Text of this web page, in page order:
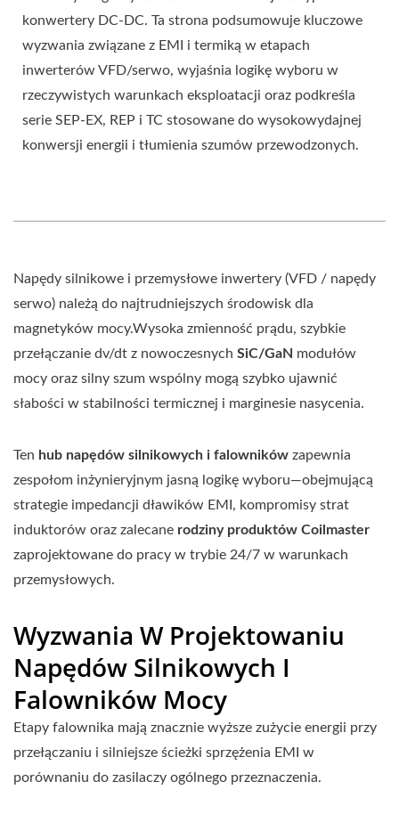
konwertery DC-DC. Ta strona podsumowuje kluczowe
wyzwania związane z EMI i termiką w etapach
inwerterów VFD/serwo, wyjaśnia logikę wyboru w
rzeczywistych warunkach eksploatacji oraz podkreśla
serie SEP-EX, REP i TC stosowane do wysokowydajnej
konwersji energii i tłumienia szumów przewodzonych.
Napędy silnikowe i przemysłowe inwertery (VFD / napędy
serwo) należą do najtrudniejszych środowisk dla
magnetyków mocy.Wysoka zmienność prądu, szybkie
przełączanie dv/dt z nowoczesnych SiC/GaN modułów
mocy oraz silny szum wspólny mogą szybko ujawnić
słabości w stabilności termicznej i marginesie nasycenia.
Ten hub napędów silnikowych i falowników zapewnia
zespołom inżynieryjnym jasną logikę wyboru—obejmującą
strategie impedancji dławików EMI, kompromisy strat
induktorów oraz zalecane rodziny produktów Coilmaster
zaprojektowane do pracy w trybie 24/7 w warunkach
przemysłowych.
Wyzwania W Projektowaniu
Napędów Silnikowych I
Falowników Mocy
Etapy falownika mają znacznie wyższe zużycie energii przy
przełączaniu i silniejsze ścieżki sprzężenia EMI w
porównaniu do zasilaczy ogólnego przeznaczenia.